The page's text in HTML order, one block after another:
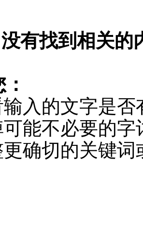
有找到相关的
输入的文字是否
可能不必要的字
更确切的关键